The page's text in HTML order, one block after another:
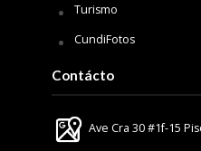
Turismo
CundiFotos
Contácto
Ave Cra 30 #1f-15